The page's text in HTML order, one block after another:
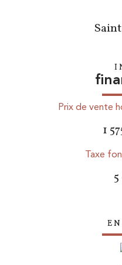
Prix de vente
1
Taxe